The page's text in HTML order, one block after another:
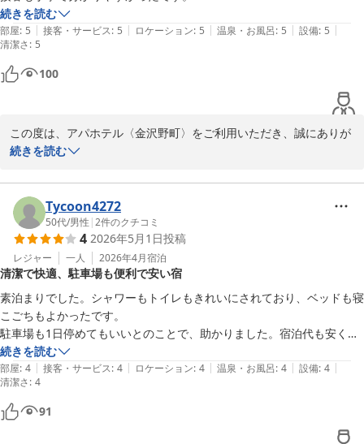
ペースに5台ほどお停めできるスペースを設けておりますが、バイ
クイベント期間（特定日）は無料開放スペースは封鎖しすべて有料
でご案内しております。いずれも完全先着順でのご案内となってお
ります。バイクイベント期間（特定日）の運営方法は、お日にちが
近くなりましたら公式ホームページをご確認ください。また、当館
は大浴殿がございませんが、片町にございますアパホテル〈金沢中
央〉の大浴殿を3時間無料でご利用いただけます。ご利用の際は、
カードキーと客室のアメニティ類をお持ちになってご利用ください
ませ。
う、スタッフ一同改善に努めます。
この度は、お忙しい中、貴重なご感想をご投稿していただき、誠に
ありがとうございます。
またのご来館を心よりお待ちしております。
フロント　富沢
アパホテル〈金沢野町〉
2026-03-15
続きを読む
部屋: 5 | 接客・サービス: 5 | ロケーション: 5 | 温泉・お風呂: 5 | 設備: 5 |
清潔さ: 5
100
この度は、アパホテル〈金沢野町〉をご利用いただき、誠にありが
とうございます。
スタッフの対応についてお褒めの言葉をいただき、心より感謝申し
上げます。
これからも快適なご滞在を提供できるよう、更なるサービスの向上
に努めてまいります。
この度は、お忙しい中貴重なご投稿をいただき、誠にありがとうご
ざいます。
お客様のまたのご来館を心よりお待ちしております。
アパホテル〈金沢野町〉
続きを読む
Tycoon4272
50代/男性 |2件のクチコミ
4 2026年5月1日投稿
レジャー 一人 2026年4月宿泊
清潔で快適、駐車場も便利で安い宿
素泊まりでした。シャワーもトイレもきれいにされており、ベッドも寝
こごちもよかったです。
駐車場も1日停めてもいいとのことで、助かりました。宿泊代も安くつ
いてるのでまた利用したいと思いました。
続きを読む
部屋: 4 | 接客・サービス: 4 | ロケーション: 4 | 温泉・お風呂: 4 | 設備: 4 |
清潔さ: 4
91